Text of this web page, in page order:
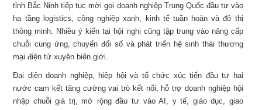
tỉnh Bắc Ninh tiếp tục mời gọi doanh nghiệp Trung Quốc đầu tư vào
hạ tầng logistics, công nghiệp xanh, kinh tế tuần hoàn và đô thị
thông minh. Nhiều ý kiến tại hội nghị cũng tập trung vào nâng cấp
chuỗi cung ứng, chuyển đổi số và phát triển hệ sinh thái thương
mại điện tử xuyên biên giới.
Đại diện doanh nghiệp, hiệp hội và tổ chức xúc tiến đầu tư hai
nước cam kết tăng cường vai trò kết nối, hỗ trợ doanh nghiệp hội
nhập chuỗi giá trị, mở rộng đầu tư vào AI, y tế, giáo dục, giao